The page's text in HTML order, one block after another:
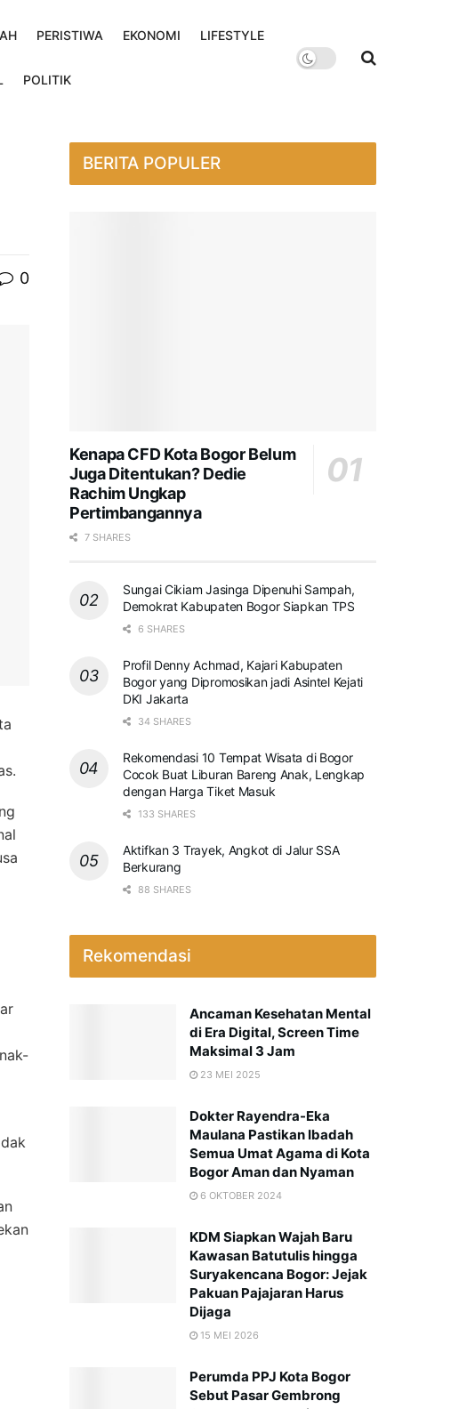
PERISTIWA EKONOMI LIFESTYLE
POLITIK
0
BERITA POPULER
Kenapa CFD Kota Bogor Belum
Juga Ditentukan? Dedie
Rachim Ungkap
Pertimbangannya
7 SHARES
Sungai Cikiam Jasinga Dipenuhi Sampah,
Demokrat Kabupaten Bogor Siapkan TPS
6 SHARES
Profil Denny Achmad, Kajari Kabupaten
Bogor yang Dipromosikan jadi Asintel Kejati
DKI Jakarta
34 SHARES
Rekomendasi 10 Tempat Wisata di Bogor
Cocok Buat Liburan Bareng Anak, Lengkap
dengan Harga Tiket Masuk
133 SHARES
Aktifkan 3 Trayek, Angkot di Jalur SSA
Berkurang
88 SHARES
Rekomendasi
Ancaman Kesehatan Mental
di Era Digital, Screen Time
Maksimal 3 Jam
23 MEI 2025
Dokter Rayendra-Eka
Maulana Pastikan Ibadah
Semua Umat Agama di Kota
Bogor Aman dan Nyaman
6 OKTOBER 2024
KDM Siapkan Wajah Baru
Kawasan Batutulis hingga
Suryakencana Bogor: Jejak
Pakuan Pajajaran Harus
Dijaga
15 MEI 2026
Perumda PPJ Kota Bogor
Sebut Pasar Gembrong